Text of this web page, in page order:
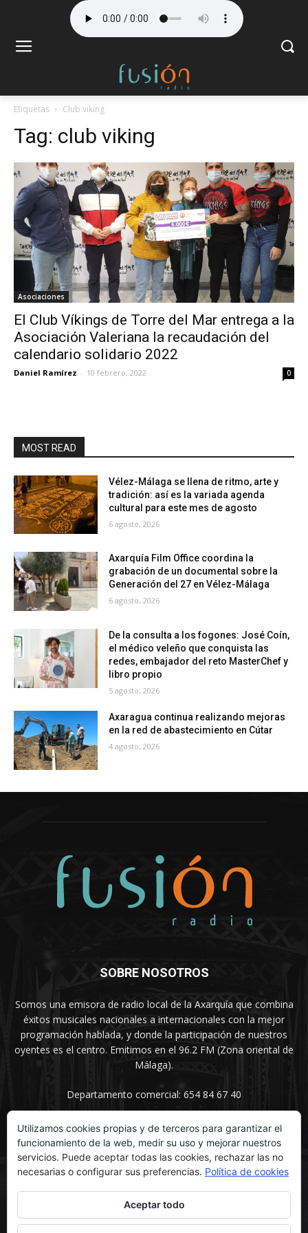
Etiquetas Club viking
Tag: club viking
Asociaciones
El Club Víkings de Torre del Mar entrega a la
Asociación Valeriana la recaudación del
calendario solidario 2022
Daniel Ramírez - 10 febrero, 2022 0
MOST READ
Vélez-Málaga se llena de ritmo, arte y
tradición: así es la variada agenda
cultural para este mes de agosto
6 agosto, 2026
Axarquía Film Office coordina la
grabación de un documental sobre la
Generación del 27 en Vélez-Málaga
6 agosto, 2026
De la consulta a los fogones: José Coín,
el médico veleño que conquista las
redes, embajador del reto MasterChef y
libro propio
5 agosto, 2026
Axaragua continua realizando mejoras
en la red de abastecimiento en Cútar
4 agosto, 2026
SOBRE NOSOTROS
Somos una emisora de radio local de la Axarquía que combina
éxitos musicales nacionales a internacionales con la mejor
programación hablada, y donde la participación de nuestros
oyentes es el centro. Emitimos en el 96.2 FM (Zona oriental de
Málaga).
Departamento comercial: 654 84 67 40
SÍGUENOS
Utilizamos cookies propias y de terceros para garantizar el
funcionamiento de la web, medir su uso y mejorar nuestros
servicios. Puede aceptar todas las cookies, rechazar las no
necesarias o configurar sus preferencias. Política de cookies
Aceptar todo